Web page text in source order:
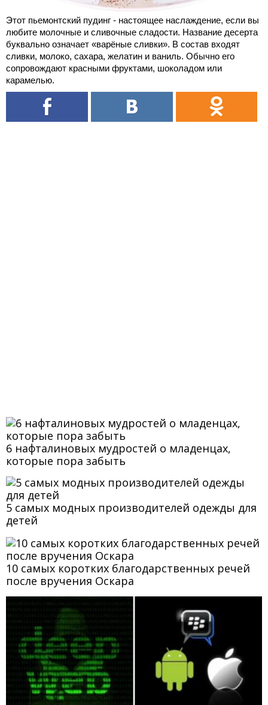
Этот пьемонтский пудинг - настоящее наслаждение, если вы
любите молочные и сливочные сладости. Название десерта
буквально означает «варёные сливки». В состав входят
сливки, молоко, сахара, желатин и ваниль. Обычно его
сопровождают красными фруктами, шоколадом или
карамелью.
6 нафталиновых мудростей о младенцах,
которые пора забыть
5 самых модных производителей одежды для
детей
10 самых коротких благодарственных речей
после вручения Оскара